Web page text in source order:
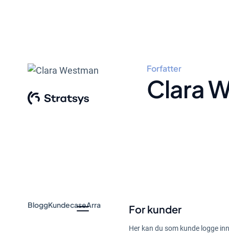
For kunder
Her kan du som kunde logge
Forfatter
Clara
BloggKundecaseArrangement og webinarGuider